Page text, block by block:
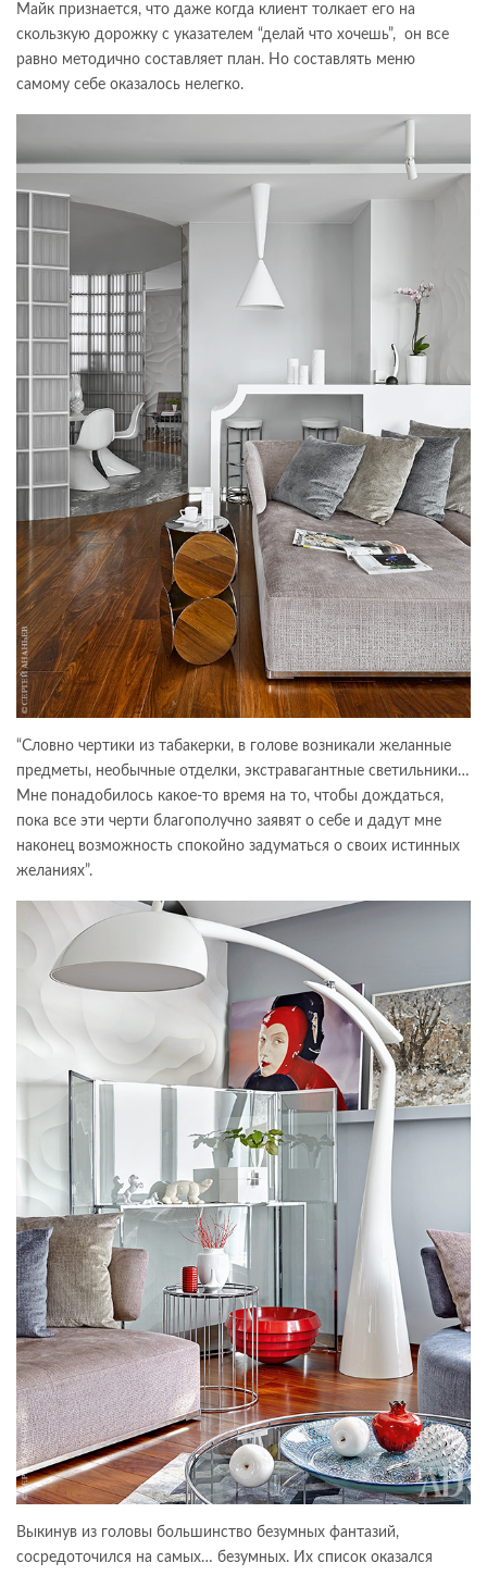
Майк признается, что даже когда клиент толкает его на
скользкую дорожку с указателем “делай что хочешь”, он все
равно методично составляет план. Но составлять меню
самому себе оказалось нелегко.
“Словно чертики из табакерки, в голове возникали желанные
предметы, необычные отделки, экстравагантные светильники…
Мне понадобилось какое-то время на то, чтобы дождаться,
пока все эти черти благополучно заявят о себе и дадут мне
наконец возможность спокойно задуматься о своих истинных
желаниях”.
Выкинув из головы большинство безумных фантазий,
сосредоточился на самых… безумных. Их список оказался